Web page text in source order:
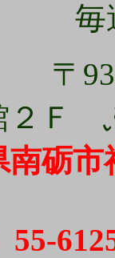
水
館２
南砺
55-